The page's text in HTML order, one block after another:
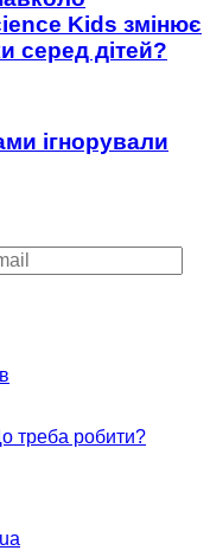
Kids змінює
серед дітей?
ігнорували
треба робити?